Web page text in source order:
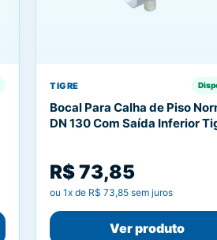
TIGRE
Bocal Para Calha de Piso
DN 130 Com Saída Inferior
R$ 73,85
ou1x de R$ 73,85 sem juros
Ver produto